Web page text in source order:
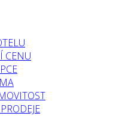
CENU